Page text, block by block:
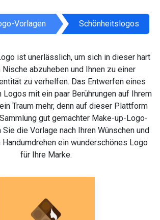
Vorlagen Schönheitslogos
ist unerlässlich, um sich in dieser hart
abzuheben und Ihnen zu einer
zu verhelfen. Das Entwerfen eines
Logos mit ein paar Berührungen auf Ihrem
Traum mehr, denn auf dieser Plattform
gut gemachter Make-up-Logo-
die Vorlage nach Ihren Wünschen und
ein wunderschönes Logo
für Ihre Marke.